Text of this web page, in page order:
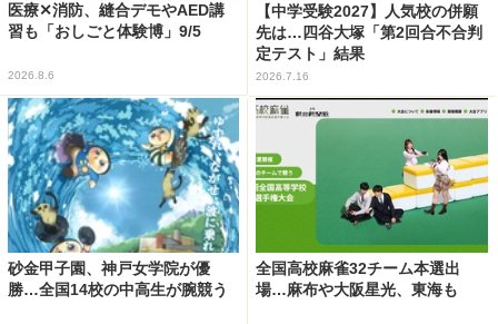
医療✕消防、縫合デモやAED講
習も「おしごと体験博」9/5
2026.8.6
【中学受験2027】人気校の併願
先は…四谷大塚「第2回合不合判
定テスト」結果
2026.7.16
砂金甲子園、神戸女学院が優
勝…全国14校の中高生が腕競う
全国高校麻雀32チーム本選出
場…麻布や大阪星光、東海も